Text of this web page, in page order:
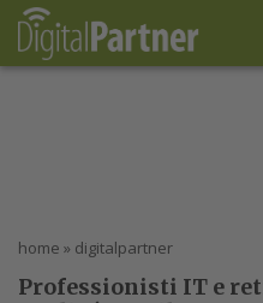
home » digitalpartner
Professionisti IT e